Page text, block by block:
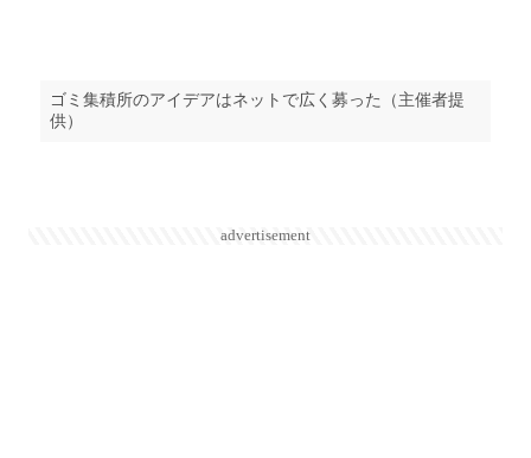
ゴミ集積所のアイデアはネットで広く募った（主催者提
供）
advertisement